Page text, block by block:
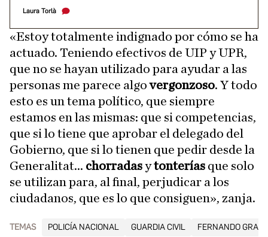
Laura Torlà
«Estoy totalmente indignado por cómo se ha
actuado. Teniendo efectivos de UIP y UPR,
que no se hayan utilizado para ayudar a las
personas me parece algovergonzoso. Y todo
esto es un tema político, que siempre
estamos en las mismas: que si competencias,
que si lo tiene que aprobar el delegado del
Gobierno, que si lo tienen que pedir desde la
Generalitat... chorradasytonterías que solo
se utilizan para, al final, perjudicar a los
ciudadanos, que es lo que consiguen», zanja.
TEMAS POLICÍA NACIONAL GUARDIA CIVIL FERNANDO